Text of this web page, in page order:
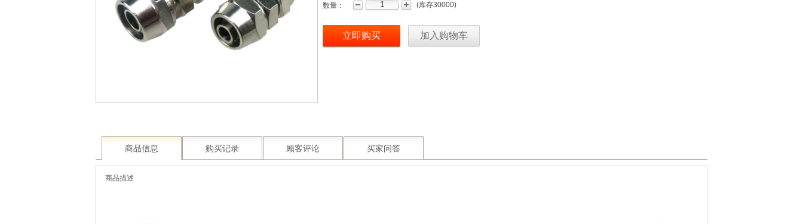
数量： (库存30000)
立即购买 加入购物车
商品信息 购买记录 顾客评论 买家问答
商品描述